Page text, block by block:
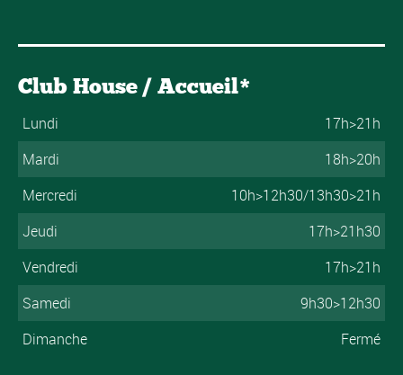
Club House / Accueil*
Lundi
17h>21h
Mardi
18h>20h
Mercredi
10h>12h30/13h30>21h
Jeudi
17h>21h30
Vendredi
17h>21h
Samedi
9h30>12h30
Dimanche
Fermé